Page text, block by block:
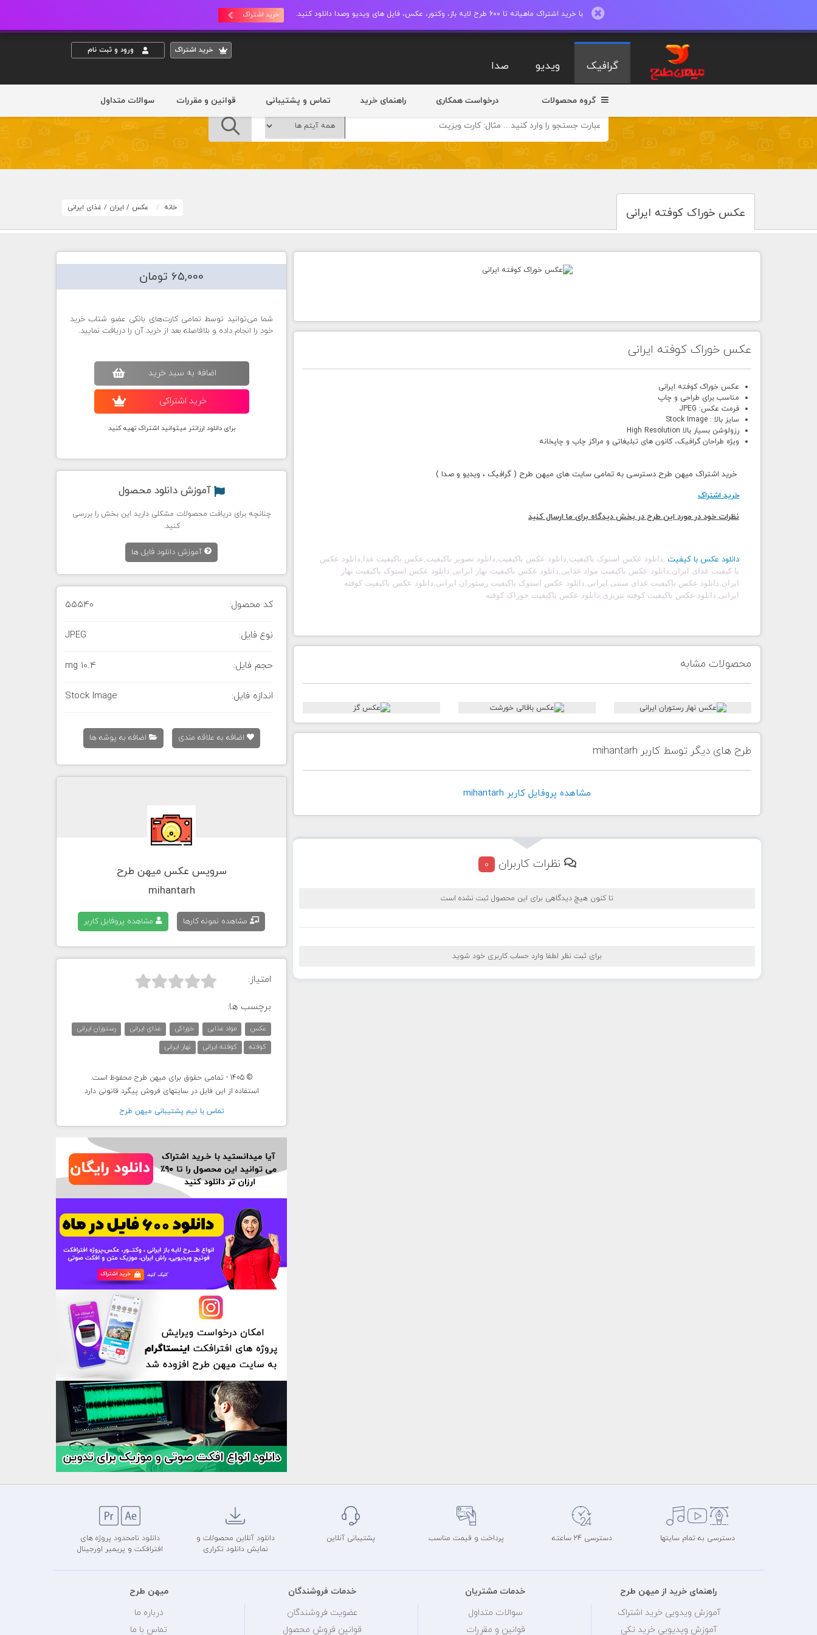
با خرید اشتراک ماهیانه تا 600 طرح لایه باز، وکتور، عکس، فایل های ویدیو وصدا دانلود کنید. خرید اشتراک
خريد اشتراک ورود و ثبت نام
گرافیک ویدیو صدا
گروه محصولات درخواست همکاری راهنمای خرید تماس و پشتیبانی قوانین و مقررات سوالات متداول
عکس خوراک کوفته ایرانی خانه عکس / ایران / غذای ایرانی
عکس خوراک کوفته ایرانی
عکس خوراک کوفته ایرانی
مناسب برای طراحی و چاپ
فرمت عکس: JPEG
سایز بالا : Stock Image
رزولوشن بسیار بالا High Resolution
ویژه طراحان گرافیک، کانون های تبلیغاتی و مراکز چاپ و چاپخانه
خرید اشتراک میهن طرح دسترسی به تمامی سایت های میهن طرح ( گرافیک ، ویدیو و صدا )
خرید اشتراک
نظرات خود در مورد این طرح در بخش دیدگاه برای ما ارسال کنید
دانلود عکس با کیفیت ,دانلود عکس استوک باکیفیت,دانلود عکس باکیفیت,دانلود تصویر باکیفیت,عکس باکیفیت غذا,دانلود عکس
با کیفیت غذای ایران,دانلود عکس باکیفیت مواد غذایی,دانلود عکس باکیفیت نهار ایرانی,دانلود عکس استوک باکیفیت نهار
ایران,دانلود عکس باکیفیت غذای سنتی ایرانی,دانلود عکس استوک باکیفیت رستوران ایرانی,دانلود عکس باکیفیت کوفته
ایرانی,دانلود عکس باکیفیت کوفته تبریزی,دانلود عکس باکیفیت خوراک کوفته
محصولات مشابه
طرح های دیگر توسط کاربر mihantarh
مشاهده پروفايل کاربر mihantarh
نظرات کاربران 0
تا کنون هیچ دیدگاهی برای این محصول ثبت نشده است
برای ثبت نظر لطفا وارد حساب کاربری خود شوید
65,000 تومان
شما می‌توانید توسط تمامی کارت‌های بانکی عضو شتاب خرید
خود را انجام داده و بلافاصله بعد از خرید آن را دریافت نمایید.
اضافه به سبد خريد
خريد اشتراکی
برای دانلود ارزانتر میتوانید اشتراک تهیه کنید
آموزش دانلود محصول
چنانچه برای دریافت محصولات مشکلی دارید این بخش را بررسی
کنید.
آموزش دانلود فایل ها
کد محصول: 55540
نوع فایل: JPEG
حجم فایل: 10.4 mg
اندازه فایل: Stock Image
اضافه به علاقه مندی اضافه به پوشه ها
سرویس عکس میهن طرح
mihantarh
مشاهده نمونه کارها مشاهده پروفایل کاربر
امتیاز: 


برچسب ها:
عکس مواد غذایی خوراکی غذای ایرانی
رستوران ایرانی
کوفته
کوفته ایرانی نهار ایرانی
© 1405 - تمامی حقوق برای میهن طرح محفوظ است.
استفاده از این فایل در سایتهای فروش پیگرد قانونی دارد
تماس با تيم پشتيبانی ميهن طرح
دسترسی به تمام سایتها دسترسی 24 ساعته پرداخت و قیمت مناسب پشتیبانی آنلاین
دانلود آنلاین محصولات و
نمایش دانلود تکراری
دانلود نامحدود پروژه های
افترافکت و پریمیر اورجینال
راهنمای خرید از میهن طرح
آموزش ویدویی خرید اشتراک
آموزش ویدیویی خرید تکی
خدمات مشتریان
سوالات متداول
قوانین و مقررات
خدمات فروشندگان
عضویت فروشندگان
قوانین فروش محصول
میهن طرح
درباره ما
تماس با ما